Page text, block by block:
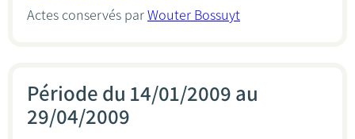
Actes conservés parWouter Bossuyt
Période du 14/01/2009 au
29/04/2009